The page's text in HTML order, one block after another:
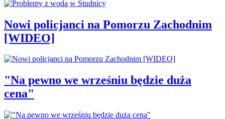
Nowi policjanci na Pomorzu Zachodnim
[WIDEO]
"Na pewno we wrześniu będzie duża
cena"